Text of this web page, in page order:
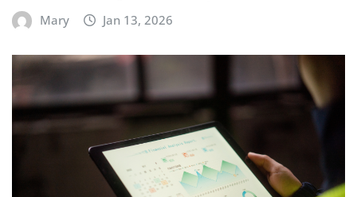
Mary Jan 13, 2026